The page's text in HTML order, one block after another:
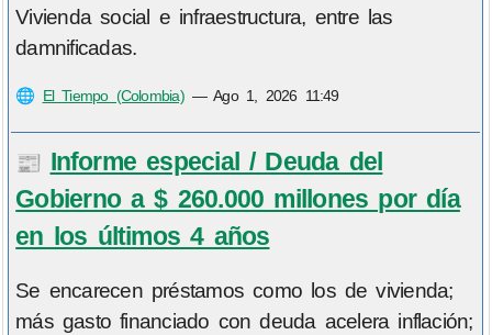
Vivienda social e infraestructura, entre las
damnificadas.
🌐 El Tiempo (Colombia)—Ago 1, 2026 11:49
📰 Informe especial / Deuda del
Gobierno a $ 260.000 millones por día
en los últimos 4 años
Se encarecen préstamos como los de vivienda;
más gasto financiado con deuda acelera inflación;